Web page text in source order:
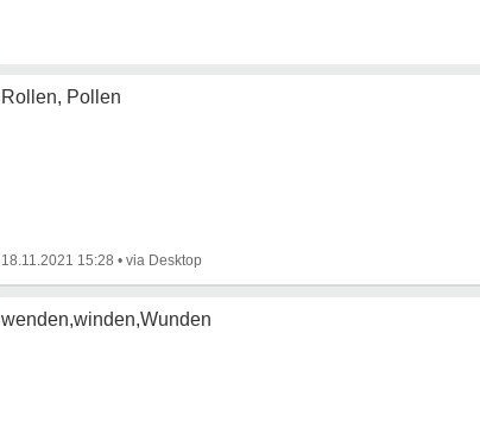
Rollen, Pollen
18.11.2021 15:28 •
wenden,winden,Wunden